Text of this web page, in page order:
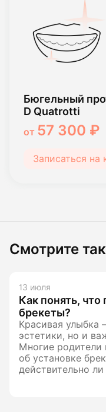
Бюгельный
D Quatrotti
от 57 300 ₽
Записаться на
Смотрите
13 июля
Как понять,
брекеты?
Красивая улыбка
эстетики, но и
Многие родители
об установке
действительно